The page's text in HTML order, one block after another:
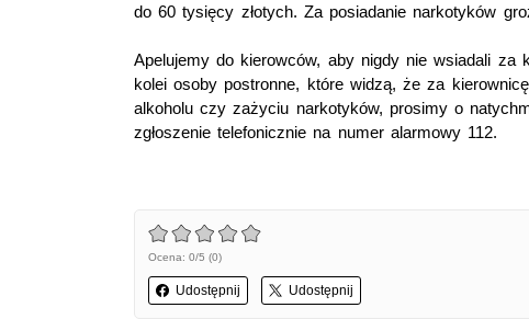
do 60 tysięcy złotych. Za posiadanie narkotyków
Apelujemy do kierowców, aby nigdy nie wsiadali
kolei osoby postronne, które widzą, że za
alkoholu czy zażyciu narkotyków, prosimy o
zgłoszenie telefonicznie na numer alarmowy 112.
Ocena: 0/5 (0)
Udostępnij Udostępnij